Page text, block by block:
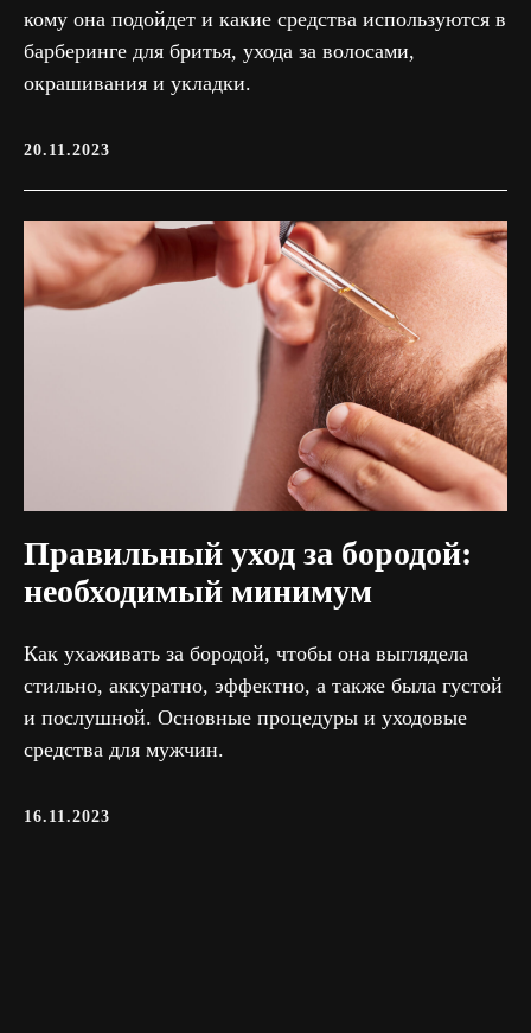
кому она подойдет и какие средства используются в
барберинге для бритья, ухода за волосами,
окрашивания и укладки.
20.11.2023
Правильный уход за бородой:
необходимый минимум
Как ухаживать за бородой, чтобы она выглядела
стильно, аккуратно, эффектно, а также была густой
и послушной. Основные процедуры и уходовые
средства для мужчин.
16.11.2023